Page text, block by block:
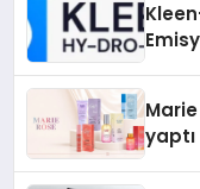
yaptı